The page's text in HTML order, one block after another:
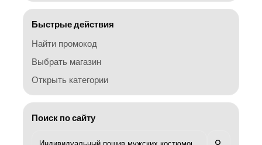
Быстрые действия
Найти промокод
Выбрать магазин
Открыть категории
Поиск по сайту